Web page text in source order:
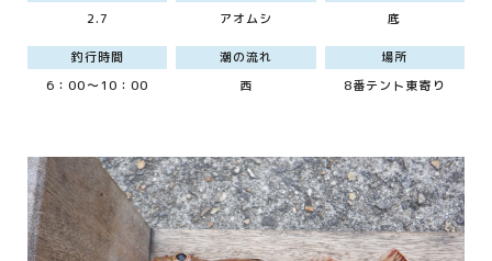
2.7
アオムシ
底
釣行時間
6：00～10：00
潮の流れ
西
場所
8番テント東寄り